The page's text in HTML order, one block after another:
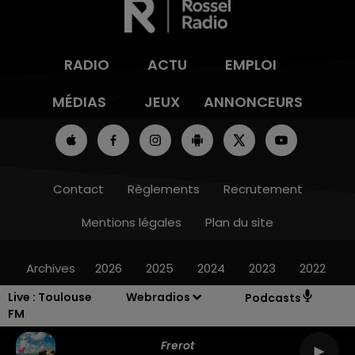
Live : Toulouse
FM
Webradios Podcasts
Frerot
RADIO ACTU
EMPLOI
MÉDIAS
JEUX ANNONCEURS
Contact Règlements
Recrutement
Mentions légales
Plan du site
Archives 2026 2025 2024 2023 2022